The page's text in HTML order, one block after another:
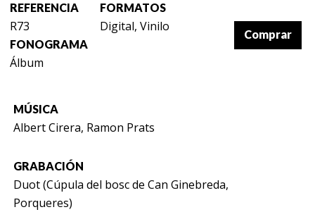
REFERENCIA
R73
FORMATOS
Digital, Vinilo
FONOGRAMA
Álbum
Comprar
MÚSICA
Albert Cirera, Ramon Prats
GRABACIÓN
Duot (Cúpula del bosc de Can Ginebreda,
Porqueres)